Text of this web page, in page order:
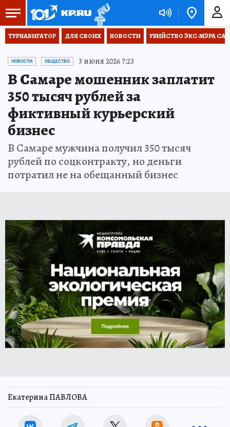
ТУРНАВИГАТОР ДЛЯ СВОИХ НОВОСТИ УБИЙСТВО ЭКС-МЭРА
НОВОСТИ ОБЩЕСТВО 3 июня 2026 7:23
В Самаре мошенник заплатит
350 тысяч рублей за
фиктивный курьерский
бизнес
В Самаре мужчина получил 350 тысяч
рублей по соцконтракту, но деньги
потратил не на обещанный бизнес
Екатерина ПАВЛОВА